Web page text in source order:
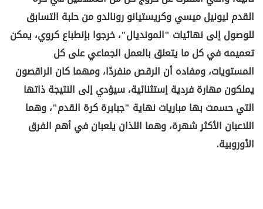
القدم ليونيل ميسي وكريستيانو رونالدو من حلبة التسابق
للوصول إلى نهائيات "المونديال"، خرجوا بإنطباع كروي، يمكن
تعميمه في كل ما يتعلق بالعمل الجماعي على كل
المستويات، ومفاده أن الرقص منفردًا، ومهما كان الراقصون
يملكون مهارة فردية إستثنائية، سيؤدي إلى النتيجة ذاتها
التي حسمت بها مباريات نهاية "جبابرة كرة القدم"، وهما
اللاعبان الأكثر شهرة، وهما اللذان يلعبان في أهم الفرق
الأوروبية.